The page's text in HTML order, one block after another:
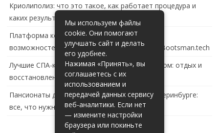
Криолиполиз: что это такое, как работает процедура и
каких результатов ждать
Платформа контейнеризации в России: обзор
возможностей и перспектив развития сайта Bootsman.tech
Лучшие СПА-комплексы в Тольятти с бассейном: отдых и
восстановление за городом
Пансионаты для пожилых с деменцией в Екатеринбурге:
все, что нужно знать
Мы используем файлы
cookie. Они помогают
улучшать сайт и делать
его удобнее.
Нажимая «Принять», вы
соглашаетесь с их
использованием и
передачей данных сервису
веб-аналитики. Если нет
— измените настройки
браузера или покиньте